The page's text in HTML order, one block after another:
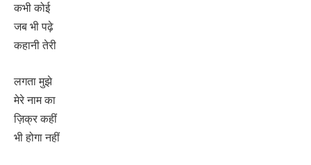
कभी कोई
जब भी पढ़े
कहानी तेरी
लगता मुझे
मेरे नाम का
ज़िक्र कहीं
भी होगा नहीं